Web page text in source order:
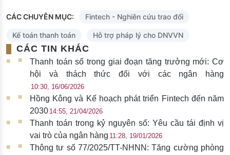
CÁC CHUYÊN MỤC: Fintech - Nghiên cứu trao đổi
Kế toán thanh toán Hỗ trợ pháp lý cho DNVVN
CÁC TIN KHÁC
Thanh toán số trong giai đoạn tăng trưởng mới: Cơ
hội và thách thức đối với các ngân hàng
10:30, 16/06/2026
Hồng Kông và Kế hoạch phát triển Fintech đến năm
2030 14:55, 21/04/2026
Thanh toán trong kỷ nguyên số: Yêu cầu tái định vị
vai trò của ngân hàng 11:28, 19/01/2026
Thông tư số 77/2025/TT-NHNN: Tăng cường phòng